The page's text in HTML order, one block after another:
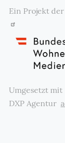
Ein Projekt der
Umgesetzt mit
DXP Agentur